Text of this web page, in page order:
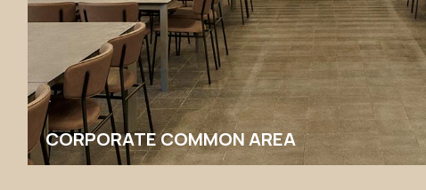
CORPORATE COMMON AREA